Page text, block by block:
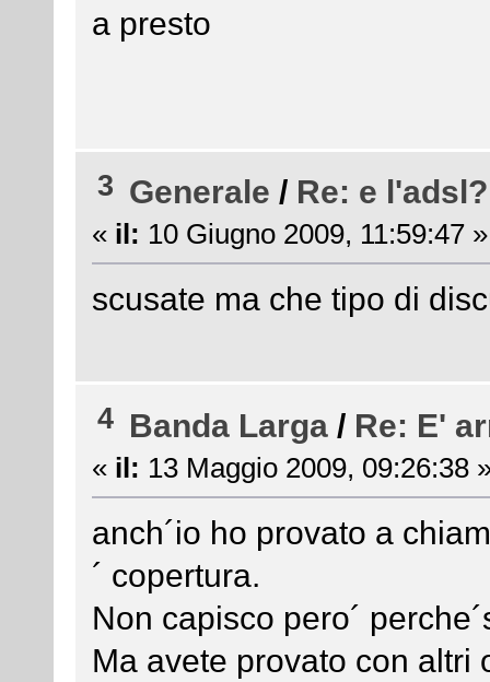
a presto
3 Generale / Re: e l'adsl?
« il: 10 Giugno 2009, 11:59:47 »
scusate ma che tipo di
4 Banda Larga / Re: E'
« il: 13 Maggio 2009, 09:26:38
anch´io ho provato a
´ copertura.
Non capisco pero´
Ma avete provato con altri